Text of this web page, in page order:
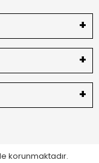
korunmaktadır.